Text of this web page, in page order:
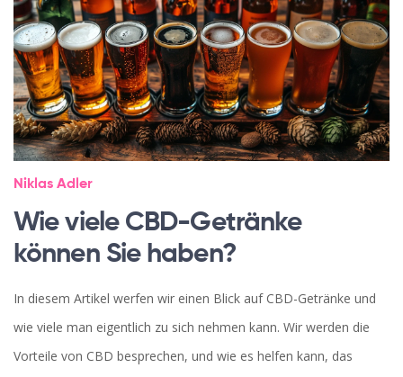
Niklas Adler
Wie viele CBD-Getränke
können Sie haben?
In diesem Artikel werfen wir einen Blick auf CBD-Getränke und
wie viele man eigentlich zu sich nehmen kann. Wir werden die
Vorteile von CBD besprechen, und wie es helfen kann, das